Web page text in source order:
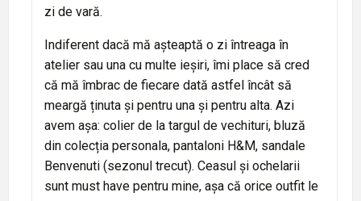
zi de vară.
Indiferent dacă mă așteaptă o zi întreaga în
atelier sau una cu multe ieșiri, îmi place să cred
că mă îmbrac de fiecare dată astfel încât să
meargă ținuta și pentru una și pentru alta. Azi
avem așa: colier de la targul de vechituri, bluză
din colecția personala, pantaloni H&M, sandale
Benvenuti (sezonul trecut). Ceasul și ochelarii
sunt must have pentru mine, așa că orice outfit le